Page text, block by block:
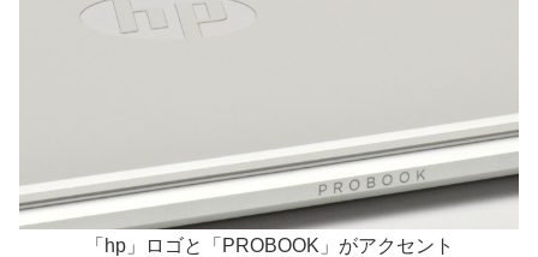
「hp」ロゴと「PROBOOK」がアクセント